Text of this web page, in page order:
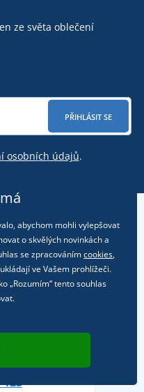
ze světa oblečení
PŘIHLÁSIT SE
osobních údajů.
dánskou značku s
123
abychom mohli vylepšovat
o skvělých novinkách a
se zpracovánímcookies,
ve Vašem prohlížeči.
„Rozumím“ tento souhlas